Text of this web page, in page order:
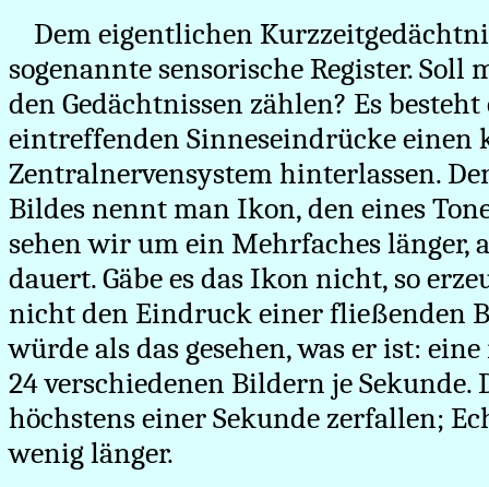
Dem eigentlichen
sogenannte sensorische Register. Soll
den Gedächtnissen zählen? Es
eintreffenden Sinneseindrücke einen
Zentralnervensystem hinterlassen.
Bildes nennt man Ikon, den eines
sehen wir um ein Mehrfaches länger,
dauert. Gäbe es das Ikon nicht, so
nicht den Eindruck einer fließenden
würde als das gesehen, was er ist:
24 verschiedenen Bildern je Sekunde.
höchstens einer Sekunde zerfallen;
wenig länger.